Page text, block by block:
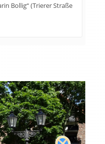
Bollig“ (Trierer Straße